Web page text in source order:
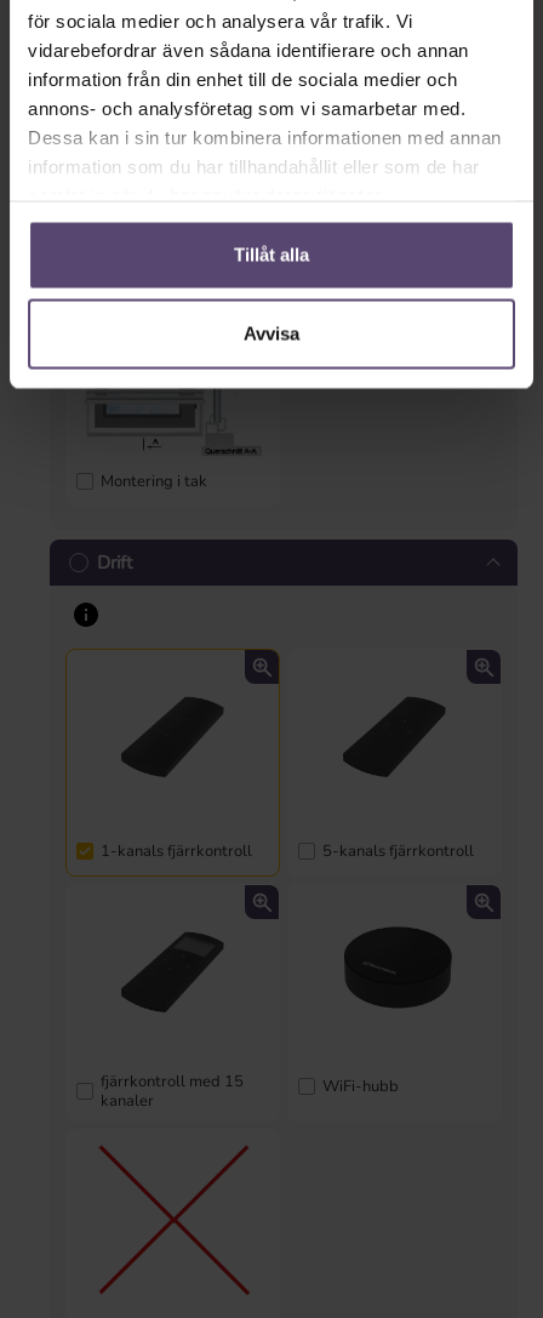
för sociala medier och analysera vår trafik. Vi
vidarebefordrar även sådana identifierare och annan
information från din enhet till de sociala medier och
annons- och analysföretag som vi samarbetar med.
Dessa kan i sin tur kombinera informationen med annan
information som du har tillhandahållit eller som de har
Tillåt alla
Avvisa
klämfäste
Montering i tak
Drift
1-kanals fjärrkontroll 5-kanals fjärrkontroll
fjärrkontroll med 15
kanaler
WiFi-hubb